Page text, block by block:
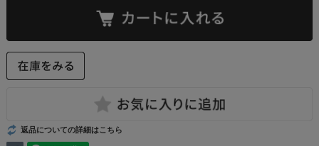
返品についての詳細はこちら